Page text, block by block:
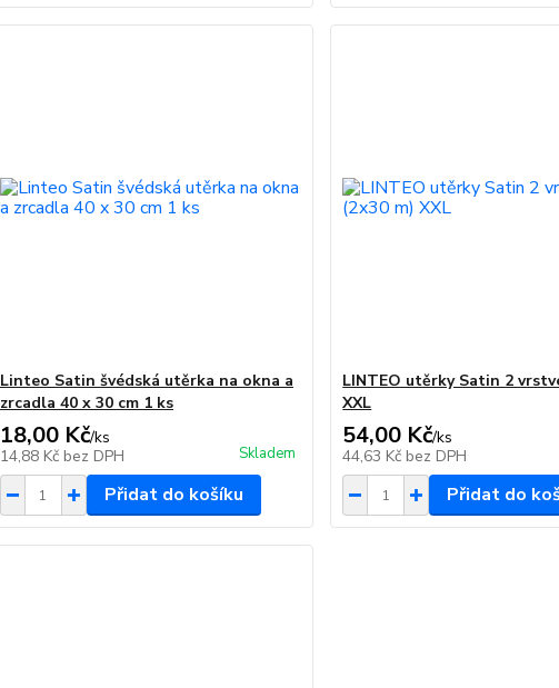
Linteo Satin švédská utěrka na okna a
zrcadla 40 x 30 cm 1 ks
18,00 Kč/ks
14,88 Kč bez DPH Skladem
Přidat do košíku
LINTEO utěrky Satin 2
XXL
54,00 Kč/ks
44,63 Kč bez DPH
Přidat do